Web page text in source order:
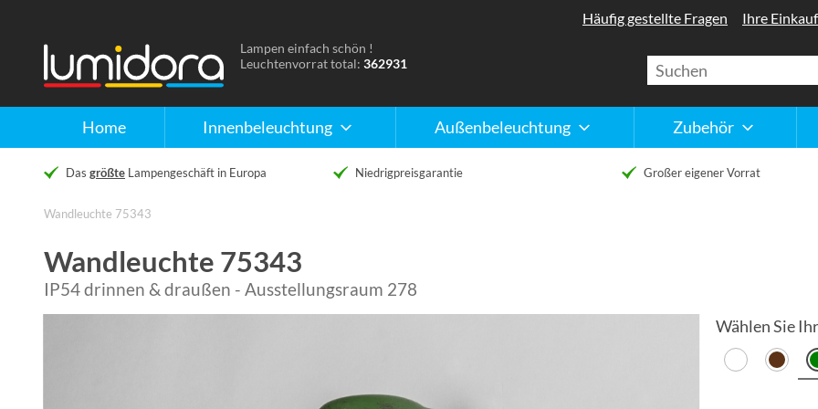
Home Innenbeleuchtung Außenbeleuchtung Zubehör
Häufig gestellte Fragen Ihre
Naar
de
Lampen einfach schön !
Leuchtenvorrat total: 362931
Das größte Lampengeschäft in Europa Niedrigpreisgarantie Großer eigener Vorrat
Wandleuchte 75343
Wandleuchte 75343
IP54 drinnen & draußen - Ausstellungsraum 278
Wählen Sie